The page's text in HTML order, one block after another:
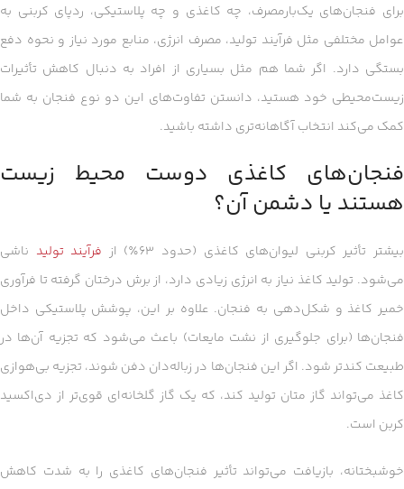
برای فنجان‌های یک‌بارمصرف، چه کاغذی و چه پلاستیکی، ردپای کربنی به
عوامل مختلفی مثل فرآیند تولید، مصرف انرژی، منابع مورد نیاز و نحوه دفع
بستگی دارد. اگر شما هم مثل بسیاری از افراد به دنبال کاهش تأثیرات
زیست‌محیطی خود هستید، دانستن تفاوت‌های این دو نوع فنجان به شما
کمک می‌کند انتخاب آگاهانه‌تری داشته باشید.
فنجان‌های کاغذی دوست محیط زیست
هستند یا دشمن آن؟
بیشتر تأثیر کربنی لیوان‌های کاغذی (حدود ۶۳٪) از فرآیند تولید ناشی
می‌شود. تولید کاغذ نیاز به انرژی زیادی دارد، از برش درختان گرفته تا فرآوری
خمیر کاغذ و شکل‌دهی به فنجان. علاوه بر این، پوشش پلاستیکی داخل
فنجان‌ها (برای جلوگیری از نشت مایعات) باعث می‌شود که تجزیه آن‌ها در
طبیعت کندتر شود. اگر این فنجان‌ها در زباله‌دان دفن شوند، تجزیه بی‌هوازی
کاغذ می‌تواند گاز متان تولید کند، که یک گاز گلخانه‌ای قوی‌تر از دی‌اکسید
کربن است.
خوشبختانه، بازیافت می‌تواند تأثیر فنجان‌های کاغذی را به شدت کاهش